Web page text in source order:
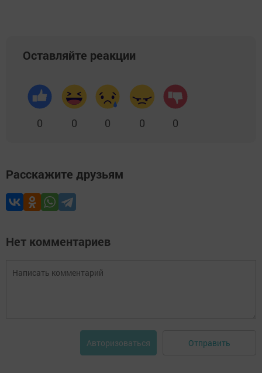
Оставляйте реакции
0 0 0 0 0
Расскажите друзьям
Нет комментариев
Авторизоваться Отправить